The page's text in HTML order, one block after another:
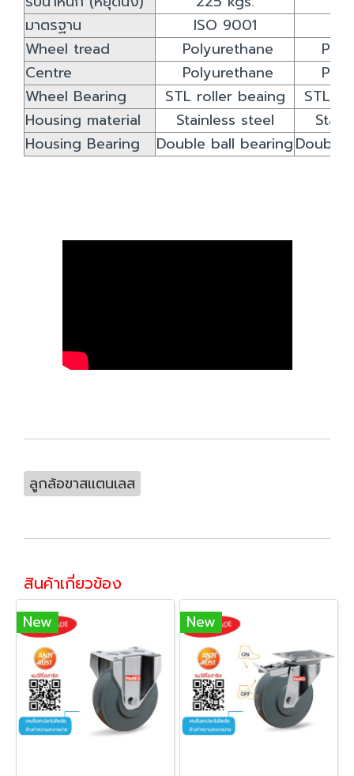
มาตรฐาน
ISO 9001
Wheel tread
Polyurethane
Centre
Polyurethane
Wheel Bearing
STL roller beaing
STL
Housing material
Stainless steel
Housing Bearing
Double ball bearingDouble
ลูกล้อขาสแตนเลส
สินค้าเกี่ยวข้อง
New New